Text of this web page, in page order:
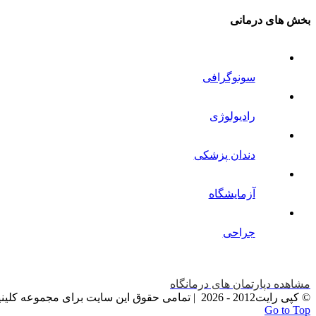
بخش های درمانی
سونوگرافی
رادیولوژی
دندان پزشکی
آزمایشگاه
جراحی
مشاهده دپارتمان های درمانگاه
© کپی رایت2012 -
2026 | تمامی حقوق این سایت برای مجموعه کلینیک دامپزشکان سبز محفوظ می باشد
Go to Top